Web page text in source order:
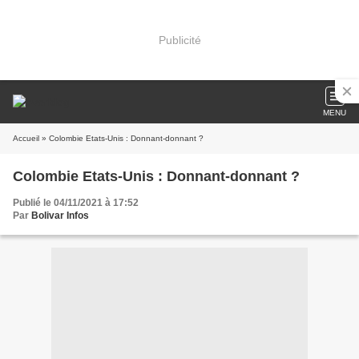
Publicité
MENU
Accueil » Colombie Etats-Unis : Donnant-donnant ?
Colombie Etats-Unis : Donnant-donnant ?
Publié le 04/11/2021 à 17:52
Par Bolivar Infos